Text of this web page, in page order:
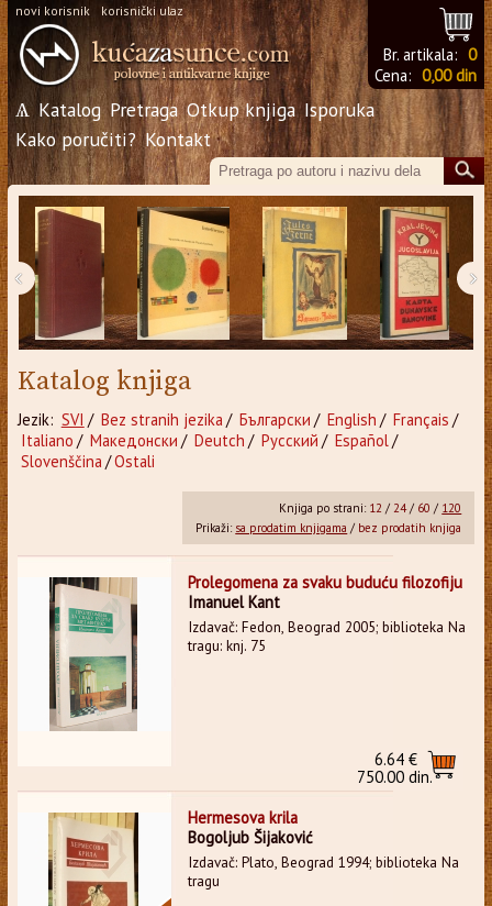
novi korisnik korisnički ulaz
Br. artikala: 0
Cena: 0,00 din
Ѧ Katalog Pretraga Otkup knjiga Isporuka
Kako poručiti? Kontakt
‹ ›
Katalog knjiga
Jezik: SVI / Bez stranih jezika / Български / English / Français /
Italiano / Македонски / Deutch / Русский / Español/
Slovenščina /Ostali
Knjiga po strani: 12 /24/ 60 / 120
Prikaži: sa prodatim knjigama / bez prodatih knjiga
Prolegomena za svaku buduću filozofiju
Imanuel Kant
Izdavač: Fedon, Beograd 2005; biblioteka Na
tragu: knj. 75
6.64 €
750.00 din.
Hermesova krila
Bogoljub Šijaković
Izdavač: Plato, Beograd 1994; biblioteka Na
tragu